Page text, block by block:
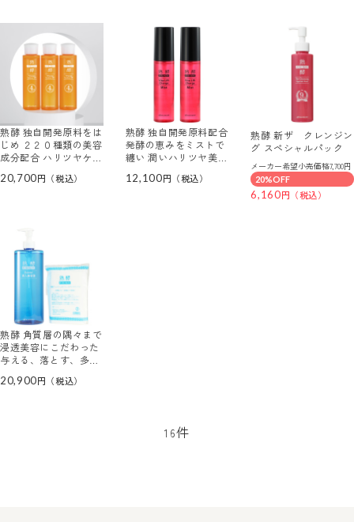
熟酵 独自開発原料をは
じめ ２２０種類の美容
成分配合 ハリツヤケア
ス ローションＤＸ デ
20,700
熟酵 独自開発原料配合
発酵の恵みをミストで
纏い 潤いハリツヤ美肌
ャージミスト ２本セッ
12,100
熟酵 新ザ クレンジン
グ スペシャルパック
メーカー希望小売価格7,700円
20%OFF
6,160
熟酵 角質層の隅々まで
浸透美容にこだわった
与える、落とす、多機
容液 ３本分特別セット
20,900
16件